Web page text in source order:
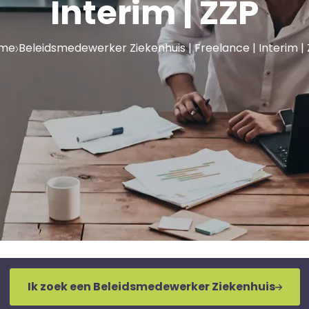
Interim | ZZP
Beleidsmedewerker Ziekenhuis | Freelance | Interim |
Ik zoek een Beleidsmedewerker Ziekenhuis